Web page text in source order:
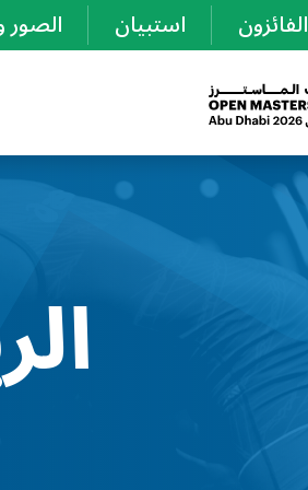
الفائزون استبيان الصور